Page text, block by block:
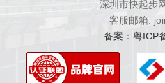
深圳市快起步
客服邮箱:
备案：粤ICP